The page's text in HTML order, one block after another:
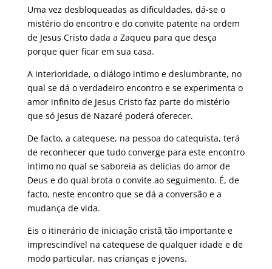
Uma vez desbloqueadas as dificuldades, dá-se o
mistério do encontro e do convite patente na ordem
de Jesus Cristo dada a Zaqueu para que desça
porque quer ficar em sua casa.
A interioridade, o diálogo intimo e deslumbrante, no
qual se dá o verdadeiro encontro e se experimenta o
amor infinito de Jesus Cristo faz parte do mistério
que só Jesus de Nazaré poderá oferecer.
De facto, a catequese, na pessoa do catequista, terá
de reconhecer que tudo converge para este encontro
intimo no qual se saboreia as delicias do amor de
Deus e do qual brota o convite ao seguimento. É, de
facto, neste encontro que se dá a conversão e a
mudança de vida.
Eis o itinerário de iniciação cristã tão importante e
imprescindível na catequese de qualquer idade e de
modo particular, nas crianças e jovens.